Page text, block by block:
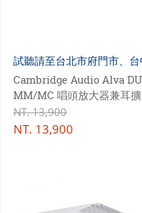
試聽請至台北市府門市、台
七期門市
Cambridge Audio Alva
MM/MC 唱頭放大器兼耳擴
NT.13,900
NT. 13,900